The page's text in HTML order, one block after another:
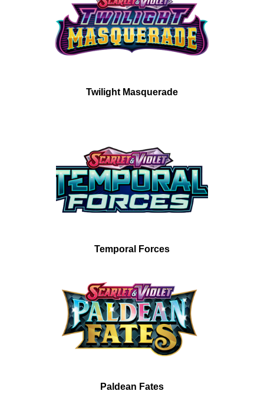
Twilight Masquerade
Temporal Forces
Paldean Fates